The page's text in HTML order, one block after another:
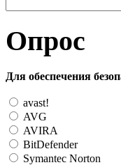
Опрос
Для обеспечения
avast!
AVG
AVIRA
BitDefender
Symantec Norton